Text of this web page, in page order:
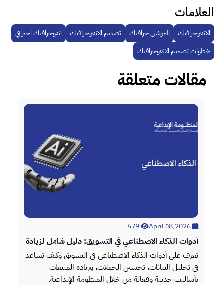
العلامات
الانفوجرافيك الموشن جرافيك تصميم الانفوجرافيك
انفوجرافيك احترافي
خطوات تصميم الانفوجرافيك
مقالات متعلقة
أدوات الذكاء الاصطناعي في التسويق: دليل شامل لزيادة
الأداء
تعرف على أدوات الذكاء الاصطناعي في التسويق وكيف تساعد
في تحليل البيانات، تحسين الحملات، وزيادة المبيعات
بأساليب حديثة وفعالة من خلال المنظومة الإبداعية.